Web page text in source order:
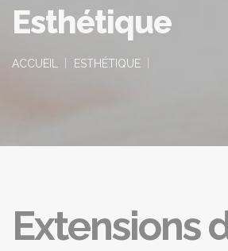
Esthétique
ACCUEIL ESTHÉTIQUE
Extensions